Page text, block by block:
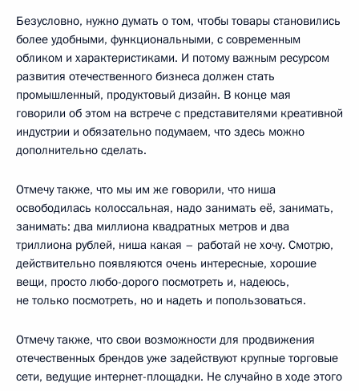
Безусловно, нужно думать о том, чтобы товары становились
более удобными, функциональными, с современным
обликом и характеристиками. И потому важным ресурсом
развития отечественного бизнеса должен стать
промышленный, продуктовый дизайн. В конце мая
говорили об этом на встрече с представителями креативной
индустрии и обязательно подумаем, что здесь можно
дополнительно сделать.
Отмечу также, что мы им же говорили, что ниша
освободилась колоссальная, надо занимать её, занимать,
занимать: два миллиона квадратных метров и два
триллиона рублей, ниша какая – работай не хочу. Смотрю,
действительно появляются очень интересные, хорошие
вещи, просто любо-дорого посмотреть и, надеюсь,
не только посмотреть, но и надеть и попользоваться.
Отмечу также, что свои возможности для продвижения
отечественных брендов уже задействуют крупные торговые
сети, ведущие интернет-площадки. Не случайно в ходе этого